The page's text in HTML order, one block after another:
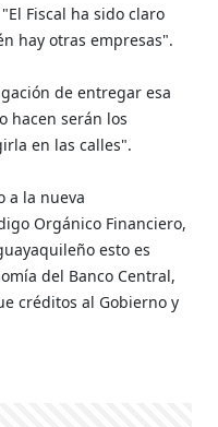
Fiscal ha sido claro
hay otras empresas".
de entregar esa
hacen serán los
en las calles".
a la nueva
Orgánico Financiero,
esto es
del Banco Central,
créditos al Gobierno y